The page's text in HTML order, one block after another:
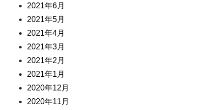
2021年6月
2021年5月
2021年4月
2021年3月
2021年2月
2021年1月
2020年12月
2020年11月